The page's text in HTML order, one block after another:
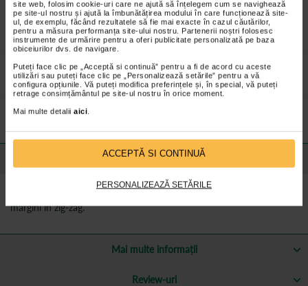
site web, folosim cookie-uri care ne ajută să înțelegem cum se navighează
pe site-ul nostru și ajută la îmbunătățirea modului în care funcționează site-
ul, de exemplu, făcând rezultatele să fie mai exacte în cazul căutărilor,
pentru a măsura performanța site-ului nostru. Partenerii noștri folosesc
instrumente de urmărire pentru a oferi publicitate personalizată pe baza
obiceiurilor dvs. de navigare.
Puteți face clic pe „Acceptă si continuă” pentru a fi de acord cu aceste
utilizări sau puteți face clic pe „Personalizează setările” pentru a vă
configura opțiunile. Vă puteți modifica preferințele și, în special, vă puteți
retrage consimțământul pe site-ul nostru în orice moment.
Mai multe detalii aici
ACCEPTĂ SI CONTINUĂ
PERSONALIZEAZĂ SETĂRILE
Data de expirare produs: 01.04.2031
HartMann Omniplast plasturi textili 5cmx5m x 1rola.
Preturile si promotiile afisate pe site in dreptul fiecarui produs sunt
valabile pentru comenzile efectuate online.
Detalii despre produs
Din material textil de culoarea pielii, cu adeziv sintetic in benzi.
margini in zig-zag.
Mai multe informații
Review-uri